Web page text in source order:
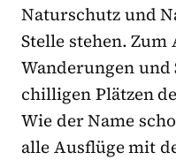
Naturschutz und
Stelle stehen.
Wanderungen
chilligen Plätzen
Wie der Name
alle Ausflüge mit